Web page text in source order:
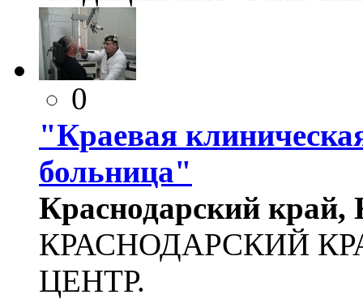
0
"Краевая
больница"
Краснодарский край,
КРАСНОДАРСКИЙ
ЦЕНТР.